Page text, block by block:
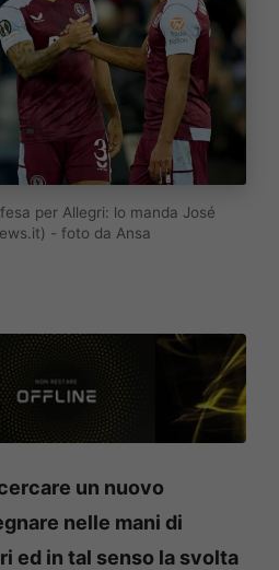
per Allegri: lo manda José
- foto da Ansa
un nuovo
nelle mani di
ed in tal senso la svolta